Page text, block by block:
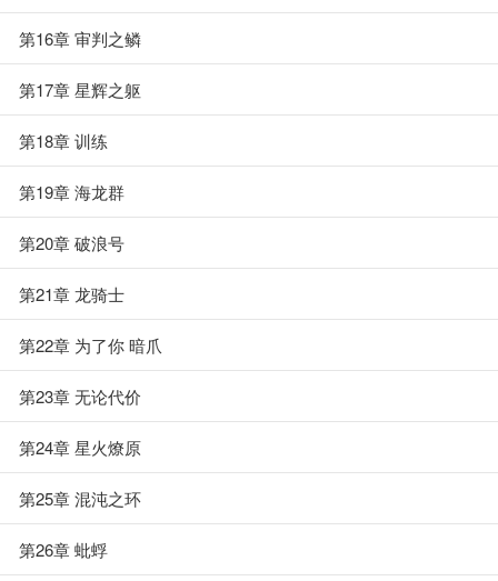
第16章 审判之鳞
第17章 星辉之躯
第18章 训练
第19章 海龙群
第20章 破浪号
第21章 龙骑士
第22章 为了你 暗爪
第23章 无论代价
第24章 星火燎原
第25章 混沌之环
第26章 蚍蜉